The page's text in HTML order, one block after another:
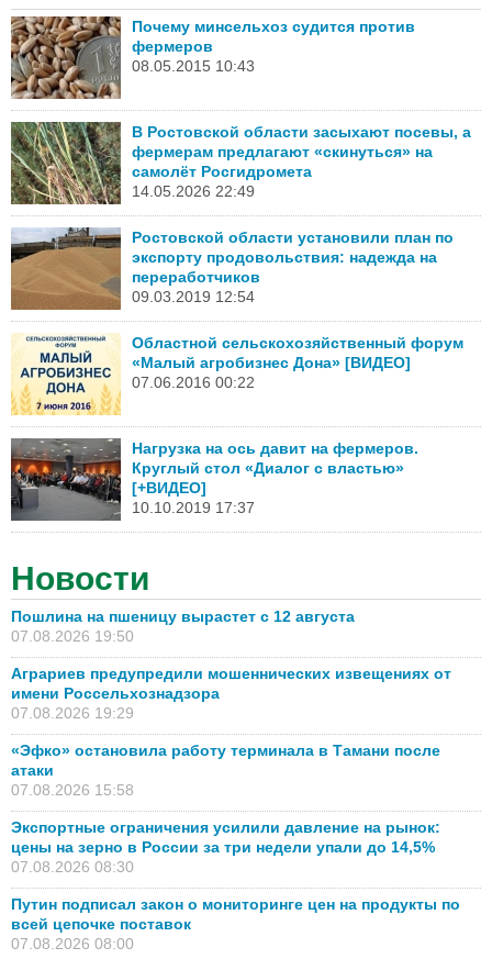
Почему минсельхоз судится против
фермеров
08.05.2015 10:43
В Ростовской области засыхают посевы, а
фермерам предлагают «скинуться» на
самолёт Росгидромета
14.05.2026 22:49
Ростовской области установили план по
экспорту продовольствия: надежда на
переработчиков
09.03.2019 12:54
Областной сельскохозяйственный форум
«Малый агробизнес Дона» [ВИДЕО]
07.06.2016 00:22
Нагрузка на ось давит на фермеров.
Круглый стол «Диалог с властью»
[+ВИДЕО]
10.10.2019 17:37
Новости
Пошлина на пшеницу вырастет с 12 августа
07.08.2026 19:50
Аграриев предупредили мошеннических извещениях от
имени Россельхознадзора
07.08.2026 19:29
«Эфко» остановила работу терминала в Тамани после
атаки
07.08.2026 15:58
Экспортные ограничения усилили давление на рынок:
цены на зерно в России за три недели упали до 14,5%
07.08.2026 08:30
Путин подписал закон о мониторинге цен на продукты по
всей цепочке поставок
07.08.2026 08:00